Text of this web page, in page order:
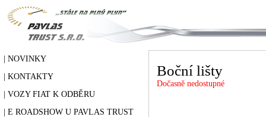
| NOVINKY
| KONTAKTY
| VOZY FIAT K ODBĚRU
| E ROADSHOW U PAVLAS TRUST
Boční lišty
Dočasně nedostupné